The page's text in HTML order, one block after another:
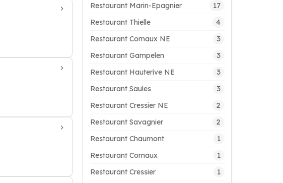
Restaurant Marin-Epagnier 17
Restaurant Thielle 4
Restaurant Cornaux NE 3
Restaurant Gampelen 3
Restaurant Hauterive NE 3
Restaurant Saules 3
Restaurant Cressier NE 2
Restaurant Savagnier 2
Restaurant Chaumont 1
Restaurant Cornaux 1
Restaurant Cressier 1